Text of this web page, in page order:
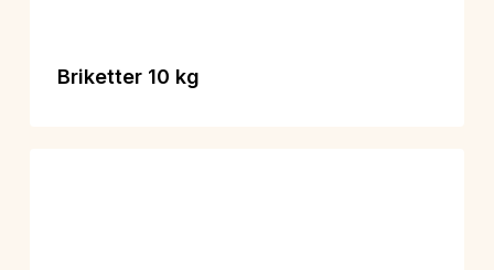
Briketter 10 kg